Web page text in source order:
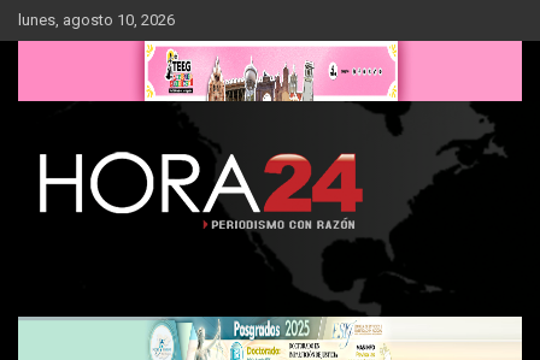
Saltar
al
lunes, agosto 10, 2026